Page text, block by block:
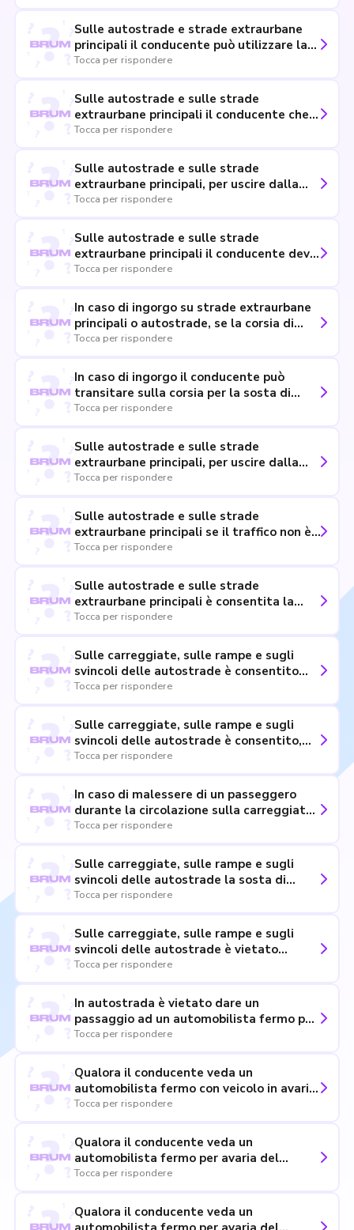
flusso del traffico, per brevi tratti
Sulle autostrade e strade extraurbane
principali il conducente può utilizzare la
corsia di emergenza se il traffico è
Tocca per rispondere
Sulle autostrade e sulle strade
extraurbane principali il conducente che
percorre la corsia di accelerazione deve
circolazione sulle corsie di marcia
Tocca per rispondere
Sulle autostrade e sulle strade
extraurbane principali, per uscire dalla
carreggiata il conducente deve
e quindi immettersi nella corsia di
decelerazione dal suo inizio
Tocca per rispondere
Sulle autostrade e sulle strade
extraurbane principali il conducente deve
segnalare tempestivamente il
indicatori di direzione
Tocca per rispondere
In caso di ingorgo su strade extraurbane
principali o autostrade, se la corsia di
emergenza manca o non è sufficiente alla
soccorso, il conducente del veicolo che
occupa la prima corsia di destra deve
disporsi il più vicino possibile alla striscia
Tocca per rispondere
In caso di ingorgo il conducente può
transitare sulla corsia per la sosta di
emergenza solo per uscire
preavviso di uscita posto a 500 metri
dallo svincolo
Tocca per rispondere
Sulle autostrade e sulle strade
extraurbane principali, per uscire dalla
carreggiata il conducente può immettersi
tratto successivo al suo inizio
Tocca per rispondere
Sulle autostrade e sulle strade
extraurbane principali se il traffico non è
intenso il conducente non ha l'obbligo di
segnalare il cambiamento di corsia
Tocca per rispondere
Sulle autostrade e sulle strade
extraurbane principali è consentita la
marcia per file parallele anche in assenza
Tocca per rispondere
Sulle carreggiate, sulle rampe e sugli
svincoli delle autostrade è consentito
sostare solo in situazioni di emergenza
passeggeri oppure ad inefficienza del
veicolo
Tocca per rispondere
Sulle carreggiate, sulle rampe e sugli
svincoli delle autostrade è consentito,
nel caso di malessere di un passeggero,
emergenza
Tocca per rispondere
In caso di malessere di un passeggero
durante la circolazione sulla carreggiata
autostradale, è consentito fermarsi sulla
Tocca per rispondere
Sulle carreggiate, sulle rampe e sugli
svincoli delle autostrade la sosta di
emergenza non deve superare il tempo
protrarsi comunque oltre tre ore
Tocca per rispondere
Sulle carreggiate, sulle rampe e sugli
svincoli delle autostrade è vietato
sostare o fermarsi, in caso di malessere
Tocca per rispondere
In autostrada è vietato dare un
passaggio ad un automobilista fermo per
avaria del veicolo sulla corsia di
Tocca per rispondere
Qualora il conducente veda un
automobilista fermo con veicolo in avaria
in autostrada, lo deve accompagnare fino
Tocca per rispondere
Qualora il conducente veda un
automobilista fermo per avaria del
veicolo in autostrada, si deve fermare a
Tocca per rispondere
Qualora il conducente veda un